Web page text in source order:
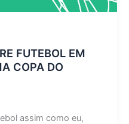
FUTEBOL EM
COPA DO
assim como eu,